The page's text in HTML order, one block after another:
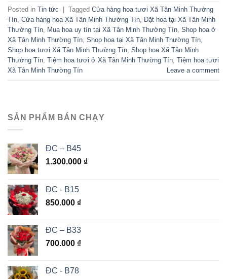
Posted in Tin tức Tagged Cửa hàng hoa tươi Xã Tân Minh Thường
Tín Cửa hàng hoa Xã Tân Minh Thường Tín Đặt hoa tại Xã Tân Minh
Thường Tín
Mua hoa uy tín tại Xã Tân Minh Thường Tín Shop hoa ở
Xã Tân Minh Thường Tín Shop hoa tại Xã Tân Minh Thường Tín
Shop hoa tươi Xã Tân Minh Thường Tín Shop hoa Xã Tân Minh
Thường Tín Tiệm hoa tươi ở Xã Tân Minh Thường Tín Tiệm hoa tươi
Xã Tân Minh Thường Tín
Leave a comment
SẢN PHẨM BÁN CHẠY
ĐC – B45
1.300.000 ₫
ĐC - B15
850.000 ₫
ĐC – B33
700.000 ₫
ĐC - B78